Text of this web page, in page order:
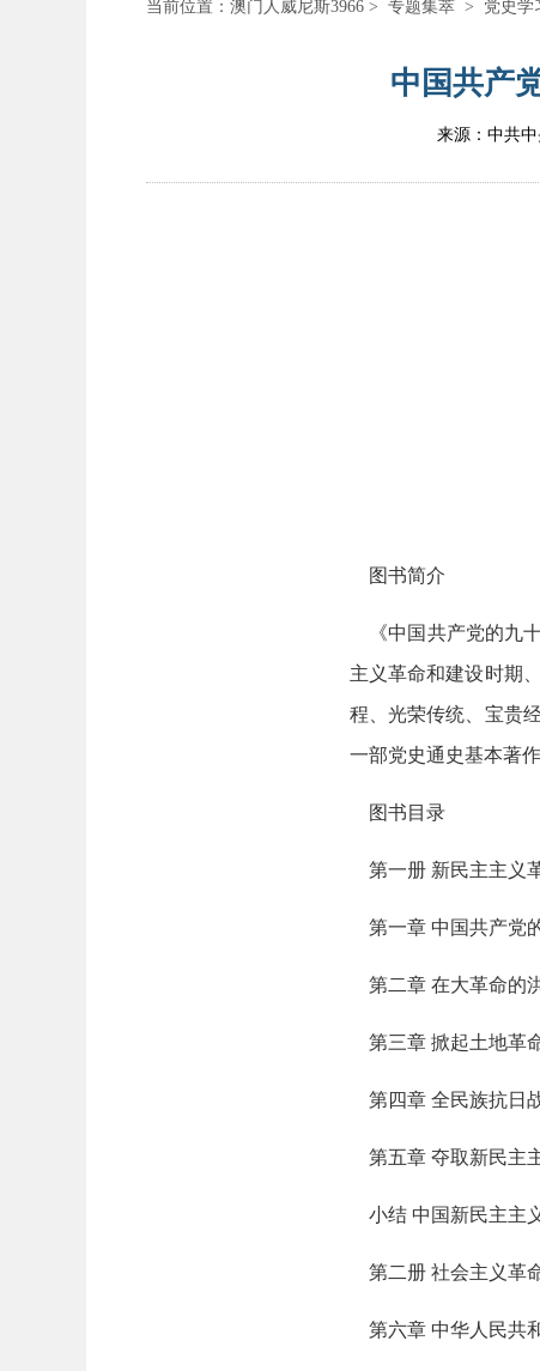
当前位置： 澳门人威尼斯3966 > 专题集萃 > 党史学
中国共产
来源：中共
图书简介
《中国共产党的九十
主义革命和建设时期
程、光荣传统、宝贵
一部党史通史基本著
图书目录
第一册 新民主主义
第一章 中国共产党
第二章 在大革命的
第三章 掀起土地革
第四章 全民族抗日
第五章 夺取新民主
小结 中国新民主主
第二册 社会主义革
第六章 中华人民共